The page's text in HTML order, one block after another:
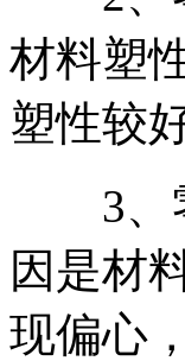
材料塑
塑性较
3、零
因是材
现偏心